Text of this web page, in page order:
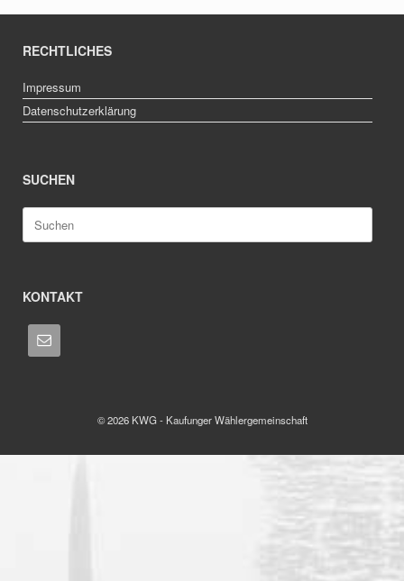
RECHTLICHES
Impressum
Datenschutzerklärung
SUCHEN
nach:
KONTAKT
© 2026 KWG - Kaufunger Wählergemeinschaft